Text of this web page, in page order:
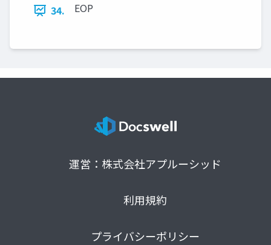
34. EOP
運営：株式会社アプルーシッド
利用規約
プライバシーポリシー